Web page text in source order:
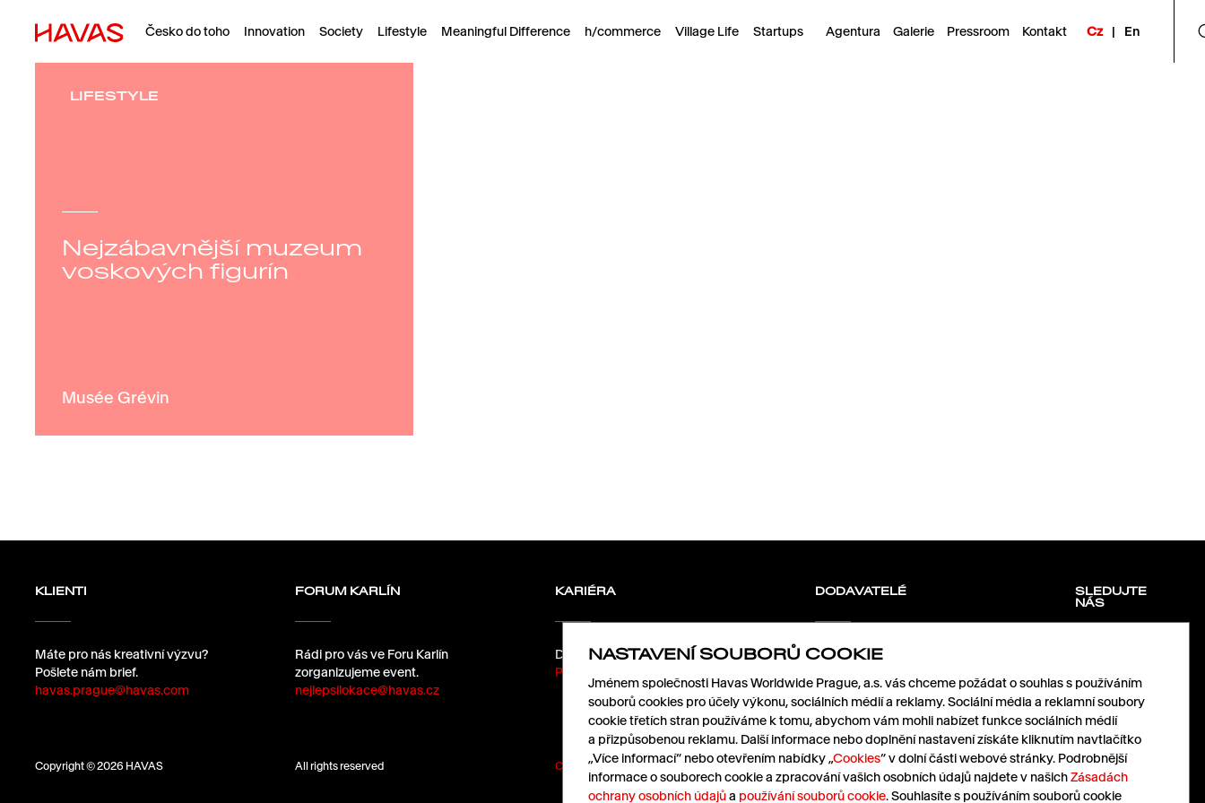
Česko do toho Innovation Society Lifestyle Meaningful Difference h/commerce Village Life Startups Agentura Galerie Pressroom Kontakt Cz | En
LIFESTYLE
Nejzábavnější muzeum
voskových figurín
Musée Grévin
KLIENTI
Máte pro nás kreativní výzvu?
Pošlete nám brief.
havas.prague@havas.com
FORUM KARLÍN
Rádi pro vás ve Foru Karlín
zorganizujeme event.
nejlepsilokace@havas.cz
KARIÉRA
Dáme kafe?
Pošlete nám životopis.
DODAVATELÉ
Pojďme spolu růst.
nabidky@havas.cz
SLEDUJTE
NÁS
Facebook
Instagram
X
Copyright © 2026 HAVAS All rights reserved Cookies | Ochrana údajů Pressroom Cz | En
NASTAVENÍ SOUBORŮ COOKIE
Jménem společnosti Havas Worldwide Prague, a.s. vás chceme požádat o souhlas s používáním
souborů cookies pro účely výkonu, sociálních médií a reklamy. Sociální média a reklamní soubory
cookie třetích stran používáme k tomu, abychom vám mohli nabízet funkce sociálních médií
a přizpůsobenou reklamu. Další informace nebo doplnění nastavení získáte kliknutím navtlačítko
„Více informací“ nebo otevřením nabídky „Cookies“ v dolní části webové stránky. Podrobnější
informace o souborech cookie a zpracování vašich osobních údajů najdete v našichZásadách
ochrany osobních údajůa používání souborů cookie. Souhlasíte s používáním souborů cookie